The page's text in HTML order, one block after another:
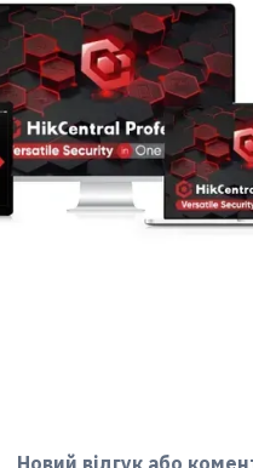
Новий відгук або